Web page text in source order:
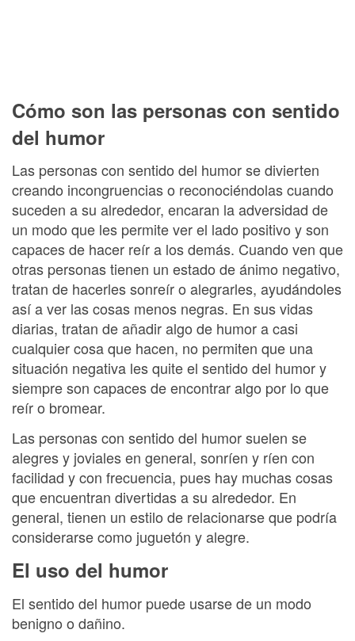
Cómo son las personas con sentido
del humor
Las personas con sentido del humor se divierten
creando incongruencias o reconociéndolas cuando
suceden a su alrededor, encaran la adversidad de
un modo que les permite ver el lado positivo y son
capaces de hacer reír a los demás. Cuando ven que
otras personas tienen un estado de ánimo negativo,
tratan de hacerles sonreír o alegrarles, ayudándoles
así a ver las cosas menos negras. En sus vidas
diarias, tratan de añadir algo de humor a casi
cualquier cosa que hacen, no permiten que una
situación negativa les quite el sentido del humor y
siempre son capaces de encontrar algo por lo que
reír o bromear.
Las personas con sentido del humor suelen se
alegres y joviales en general, sonríen y ríen con
facilidad y con frecuencia, pues hay muchas cosas
que encuentran divertidas a su alrededor. En
general, tienen un estilo de relacionarse que podría
considerarse como juguetón y alegre.
El uso del humor
El sentido del humor puede usarse de un modo
benigno o dañino.